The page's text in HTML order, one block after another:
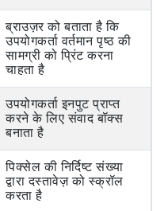
ब्राउज़र को बताता है कि
उपयोगकर्ता वर्तमान पृष्ठ की
सामग्री को प्रिंट करना
चाहता है
उपयोगकर्ता इनपुट प्राप्त
करने के लिए संवाद बॉक्स
बनाता है
पिक्सेल की निर्दिष्ट संख्या
द्वारा दस्तावेज़ को स्क्रॉल
करता है